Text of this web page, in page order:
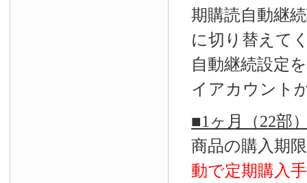
期購読自動継
に切り替えて
自動継続設定
イアカウント
■1ヶ月（22部
商品の購入期
動で定期購入